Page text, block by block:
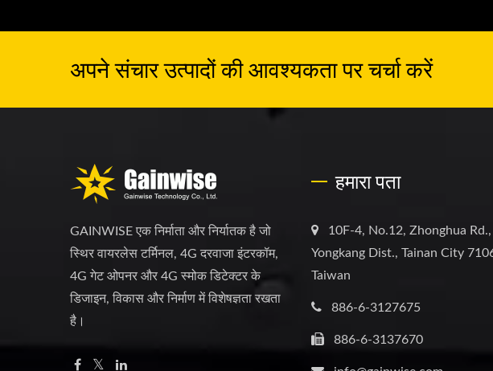
अपने संचार उत्पादों की आवश्यकता पर चर्चा करें
GAINWISE एक निर्माता और निर्यातक है जो
स्थिर वायरलेस टर्मिनल, 4G दरवाजा इंटरकॉम,
4G गेट ओपनर और 4G स्मोक डिटेक्टर के
डिजाइन, विकास और निर्माण में विशेषज्ञता रखता
है।
हमारा पता
10F-4, No.12, Zhonghua Rd.,
Yongkang Dist., Tainan City
Taiwan
886-6-3127675
886-6-3137670